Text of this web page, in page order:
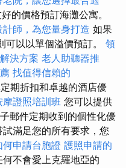
的價格預訂海灘公寓。
師，為您量身打造 如果
以以單個溢價預訂。 領
決方案 老人助聽器推
找值得信賴的
期折扣和卓越的酒店優
摩證照培訓班 您可以提供
郵件定期收到的個性化優
滿足您的所有要求，您
何申請台胞證 護照申請的
不會愛上克羅地亞的